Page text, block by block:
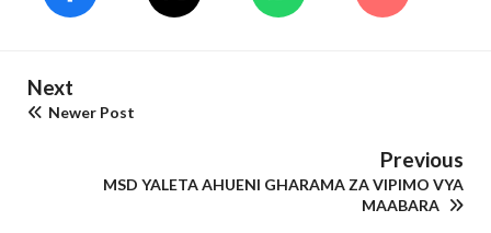
Next
Newer Post
Previous
MSD YALETA AHUENI GHARAMA ZA VIPIMO VYA
MAABARA